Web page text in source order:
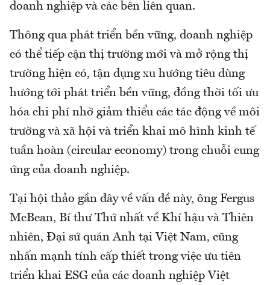
doanh nghiệp và các bên liên quan.
Thông qua phát triển bền vững, doanh nghiệp
có thể tiếp cận thị trường mới và mở rộng thị
trường hiện có, tận dụng xu hướng tiêu dùng
hướng tới phát triển bền vững, đồng thời tối ưu
hóa chi phí nhờ giảm thiểu các tác động về môi
trường và xã hội và triển khai mô hình kinh tế
tuần hoàn (circular economy) trong chuỗi cung
ứng của doanh nghiệp.
Tại hội thảo gần đây về vấn đề này, ông Fergus
McBean, Bí thư Thứ nhất về Khí hậu và Thiên
nhiên, Đại sứ quán Anh tại Việt Nam, cũng
nhấn mạnh tính cấp thiết trong việc ưu tiên
triển khai ESG của các doanh nghiệp Việt